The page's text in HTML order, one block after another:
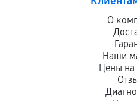
О
Наши
Цены на